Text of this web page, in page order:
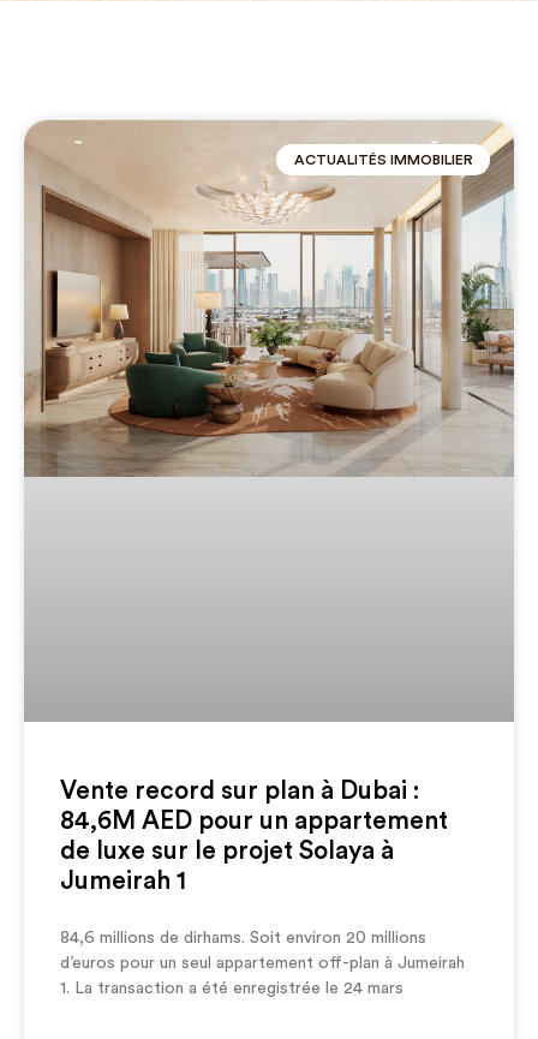
ACTUALITÉS IMMOBILIER
Vente record sur plan à Dubai :
84,6M AED pour un appartement
de luxe sur le projet Solaya à
Jumeirah 1
84,6 millions de dirhams. Soit environ 20 millions
d’euros pour un seul appartement off-plan à Jumeirah
1. La transaction a été enregistrée le 24 mars